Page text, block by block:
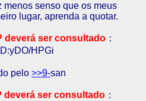
menos senso que os meus
lugar, aprenda a quotar.
deverá ser consultado ：
HPGi
pelo >>9-san
deverá ser consultado ：